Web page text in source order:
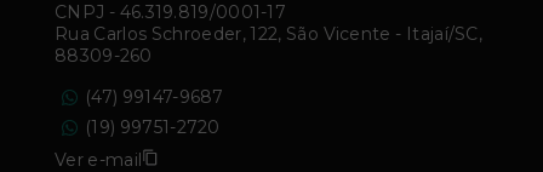
CNPJ - 46.319.819/0001-17
Rua Carlos Schroeder, 122, São Vicente - Itajaí/SC,
88309-260
(47) 99147-9687
(19) 99751-2720
Ver e-mail